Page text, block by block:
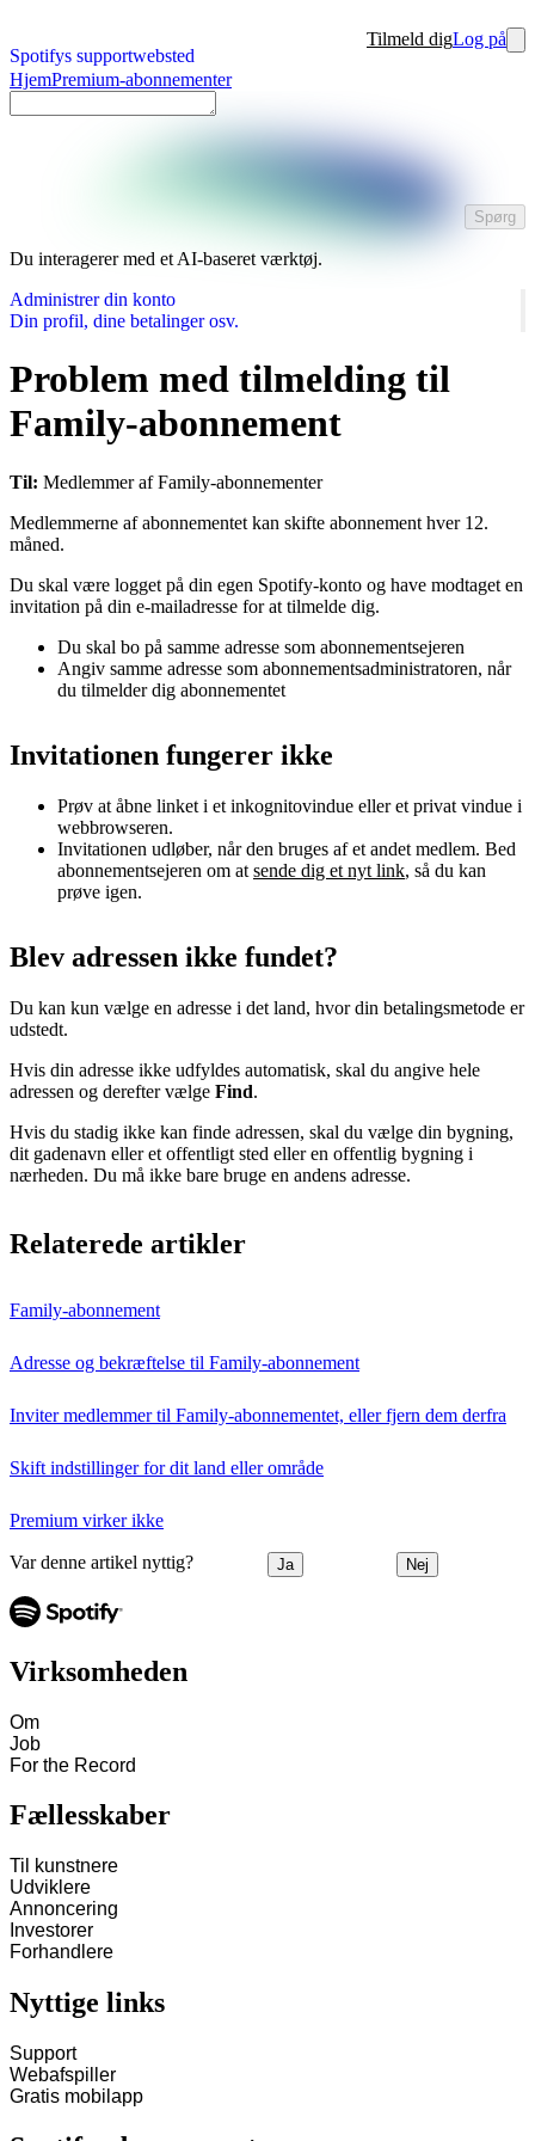
Spotifys supportwebsted
Tilmeld digLog på
HjemPremium-abonnementer
Spørg
Du interagerer med et AI-baseret værktøj.
Administrer din konto
Din profil, dine betalinger osv.
Problem med tilmelding til
Family-abonnement
Til: Medlemmer af Family-abonnementer
Medlemmerne af abonnementet kan skifte abonnement hver 12.
måned.
Du skal være logget på din egen Spotify-konto og have modtaget en
invitation på din e-mailadresse for at tilmelde dig.
Du skal bo på samme adresse som abonnementsejeren
Angiv samme adresse som abonnementsadministratoren, når
du tilmelder dig abonnementet
Invitationen fungerer ikke
Prøv at åbne linket i et inkognitovindue eller et privat vindue i
webbrowseren.
Invitationen udløber, når den bruges af et andet medlem. Bed
abonnementsejeren om at sende dig et nyt link, så du kan
prøve igen.
Blev adressen ikke fundet?
Du kan kun vælge en adresse i det land, hvor din betalingsmetode er
udstedt.
Hvis din adresse ikke udfyldes automatisk, skal du angive hele
adressen og derefter vælge Find.
Hvis du stadig ikke kan finde adressen, skal du vælge din bygning,
dit gadenavn eller et offentligt sted eller en offentlig bygning i
nærheden. Du må ikke bare bruge en andens adresse.
Relaterede artikler
Family-abonnement
Adresse og bekræftelse til Family-abonnement
Inviter medlemmer til Family-abonnementet, eller fjern dem derfra
Skift indstillinger for dit land eller område
Premium virker ikke
Var denne artikel nyttig? Ja Nej
Virksomheden
Om
Job
For the Record
Fællesskaber
Til kunstnere
Udviklere
Annoncering
Investorer
Forhandlere
Nyttige links
Support
Webafspiller
Gratis mobilapp